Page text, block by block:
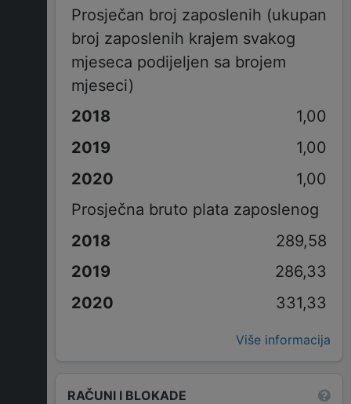
Prosječan broj zaposlenih (ukupan
broj zaposlenih krajem svakog
mjeseca podijeljen sa brojem
mjeseci)
1,00
1,00
1,00
Prosječna bruto plata zaposlenog
289,58
286,33
331,33
Više informacija
RAČUNI I BLOKADE